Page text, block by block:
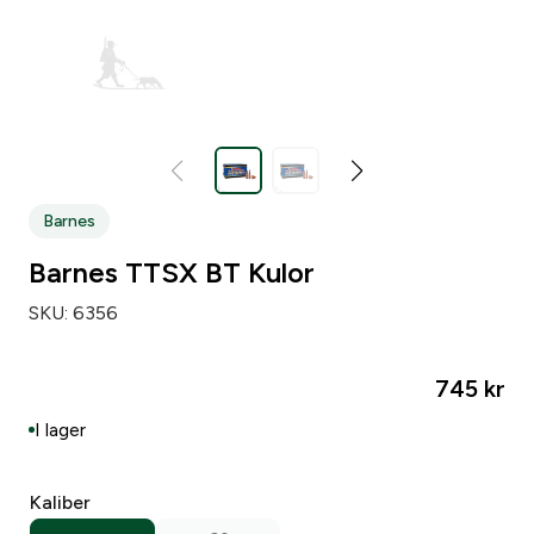
Barnes
Barnes TTSX BT Kulor
SKU: 6356
745 kr
I lager
Kaliber